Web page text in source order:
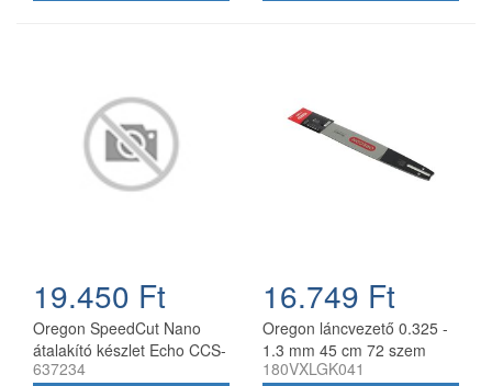
19.450 Ft
Oregon SpeedCut Nano
átalakító készlet Echo CCS-
58V láncfűrészhez 40 cm
637234
16.749 Ft
Oregon láncvezető 0.325 -
1.3 mm 45 cm 72 szem
Husqvarna fűrészekhez
180VXLGK041